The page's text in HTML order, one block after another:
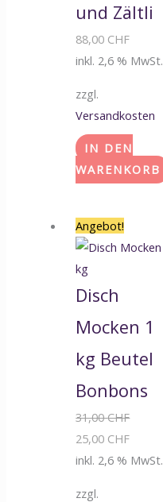
und Zältli
88,00 CHF
inkl. 2,6 % MwSt.
zzgl.
Versandkosten
IN DEN
WARENKORB
Angebot!
Disch
Mocken 1
kg Beutel
Bonbons
31,00CHF
25,00 CHF
inkl. 2,6 % MwSt.
zzgl.